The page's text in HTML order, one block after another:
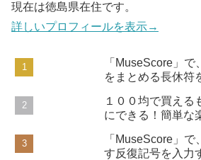
現在は徳島県在住です。
詳しいプロフィールを表示→
「MuseScore」
をまとめる長休符
１００均で買える
にできる！簡単な
「MuseScore」
す反復記号を入力